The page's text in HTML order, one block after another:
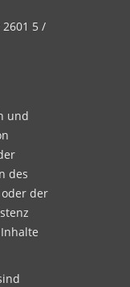
2601 5 /
und
des
der